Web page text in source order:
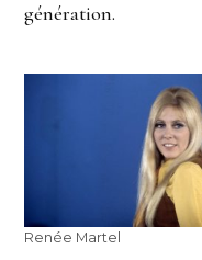
génération.
Renée Martel